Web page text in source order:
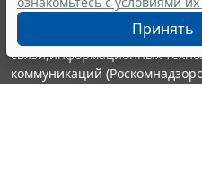
Принять
Портал ГАРАНТ.РУ
издания Федеральной
связи,информационных
коммуникаций